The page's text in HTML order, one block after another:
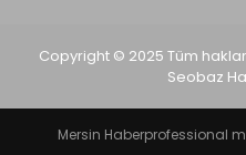
Copyright © 2025 Tüm hakları
Seobaz
Mersin Haberprofessional